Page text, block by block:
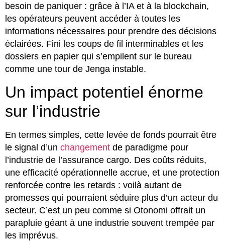
besoin de paniquer : grâce à l’IA et à la blockchain,
les opérateurs peuvent accéder à toutes les
informations nécessaires pour prendre des décisions
éclairées. Fini les coups de fil interminables et les
dossiers en papier qui s’empilent sur le bureau
comme une tour de Jenga instable.
Un impact potentiel énorme
sur l’industrie
En termes simples, cette levée de fonds pourrait être
le signal d’un changement de paradigme pour
l’industrie de l’assurance cargo. Des coûts réduits,
une efficacité opérationnelle accrue, et une protection
renforcée contre les retards : voilà autant de
promesses qui pourraient séduire plus d’un acteur du
secteur. C’est un peu comme si Otonomi offrait un
parapluie géant à une industrie souvent trempée par
les imprévus.